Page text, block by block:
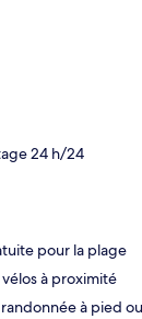
24 h/24
pour la plage
à proximité
à pied